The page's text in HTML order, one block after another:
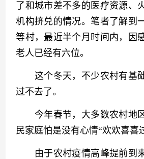
了和城市差不多的医疗资源、
机构挤兑的情况。笔者了解到
等村，最近半个月时间内，因
老人已经有六位。
这个冬天，不少农村有基
过不去了。
今年春节，大多数农村地
民家庭怕是没有心情“欢欢喜喜
由于农村疫情高峰提前到